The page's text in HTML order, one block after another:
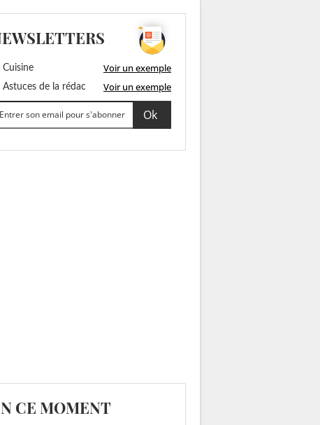
Cuisine Voir un exemple
Astuces de la rédac Voir un exemple
CE MOMENT